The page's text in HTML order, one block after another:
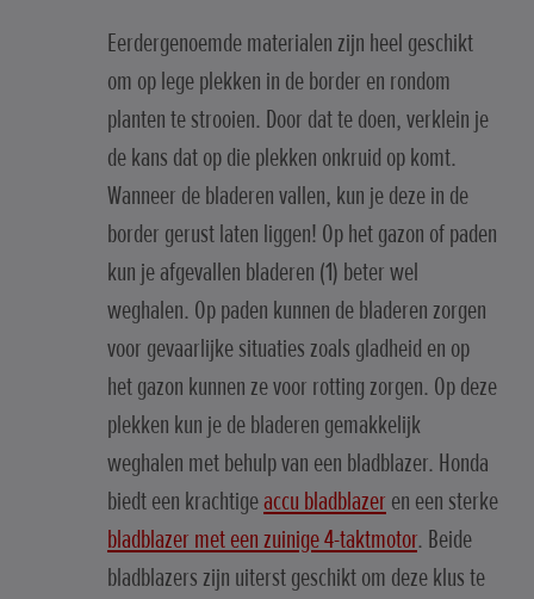
Eerdergenoemde materialen zijn heel geschikt
om op lege plekken in de border en rondom
planten te strooien. Door dat te doen, verklein je
de kans dat op die plekken onkruid op komt.
Wanneer de bladeren vallen, kun je deze in de
border gerust laten liggen! Op het gazon of paden
kun je afgevallen bladeren (1) beter wel
weghalen. Op paden kunnen de bladeren zorgen
voor gevaarlijke situaties zoals gladheid en op
het gazon kunnen ze voor rotting zorgen. Op deze
plekken kun je de bladeren gemakkelijk
weghalen met behulp van een bladblazer. Honda
biedt een krachtigeaccu bladblazer en een sterke
bladblazer met een zuinige 4-taktmotor. Beide
bladblazers zijn uiterst geschikt om deze klus te